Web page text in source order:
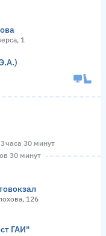
1
часа 30 минут
30 минут
126
ГАИ"